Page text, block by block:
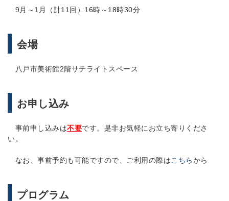
9月～1月（計11回）16時～18時30分
会場
八戸市美術館2階サテライトスペース
お申し込み
事前申し込みは不要です。是非お気軽にお立ち寄りくださ
い。
なお、事前予約も可能ですので、ご利用の際はこちらから
プログラム